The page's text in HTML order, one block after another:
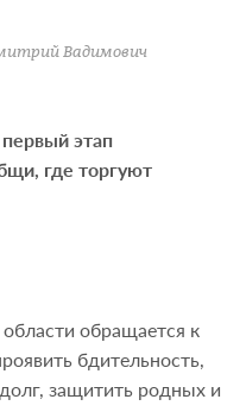
Вадимович
этап
где торгуют
обращается к
бдительность,
защитить родных и